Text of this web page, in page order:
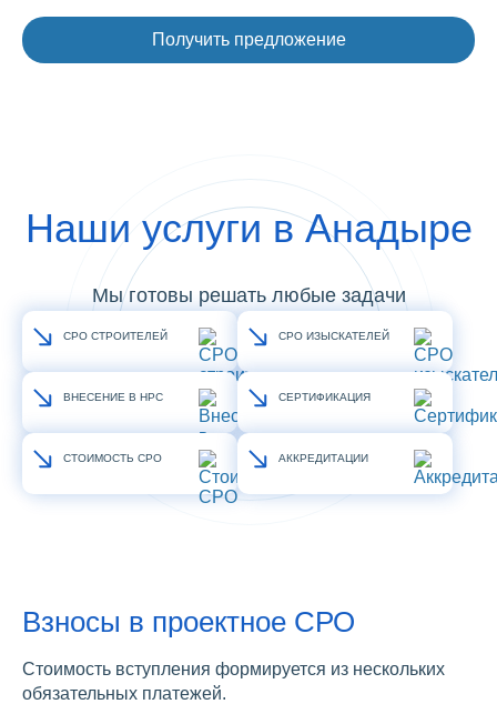
Наши услуги в Анадыре
Мы готовы решать любые задачи
СРО СТРОИТЕЛЕЙ СРО ИЗЫСКАТЕЛЕЙ
ВНЕСЕНИЕ В НРС СЕРТИФИКАЦИЯ
СТОИМОСТЬ СРО АККРЕДИТАЦИИ
Взносы в проектное СРО
Стоимость вступления формируется из нескольких
обязательных платежей.